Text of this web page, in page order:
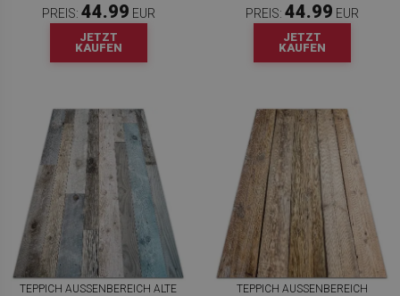
PREIS: 44.99 EUR
JETZT
KAUFEN
PREIS: 44.99 EUR
JETZT
KAUFEN
TEPPICH AUSSENBEREICH ALTE B
TEPPICH AUSSENBEREICH B